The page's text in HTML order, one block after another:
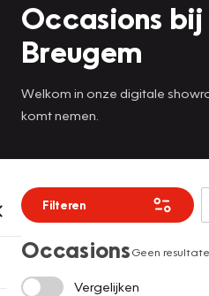
Occasions
Breugem
Welkom in onze digitale
komt nemen.
Filteren
OccasionsGeen
Vergelijken